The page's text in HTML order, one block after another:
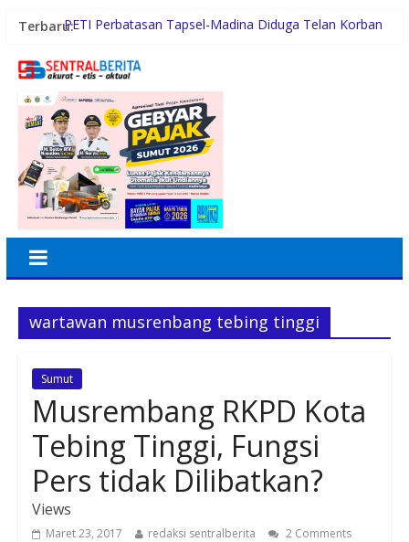
Terbaru:PETI Perbatasan Tapsel-Madina Diduga Telan Korban
Sambut HUT ke-81 RI, BRI BO Kramat Jati Semarakkan
Perkuat Keimanan dan Ukhuwah, BRI Region 6 Gelar
Pengajian Rutin Bersama Pekerja
BRI BO Sudirman Semanggi Hadiri HUT ke-7 DWP
DPD RI, Pererat Sinergi
Terlibat Jual Beli Sabu, Pasukan Tempur Geng Motor
GPS Disergap Satuan Resnarkoba Polrestabes Medan
wartawan musrenbang tebing tinggi
Sumut
Musrembang RKPD Kota
Tebing Tinggi, Fungsi
Pers tidak Dilibatkan?
Views
Maret 23, 2017 redaksi sentralberita
2 Comments